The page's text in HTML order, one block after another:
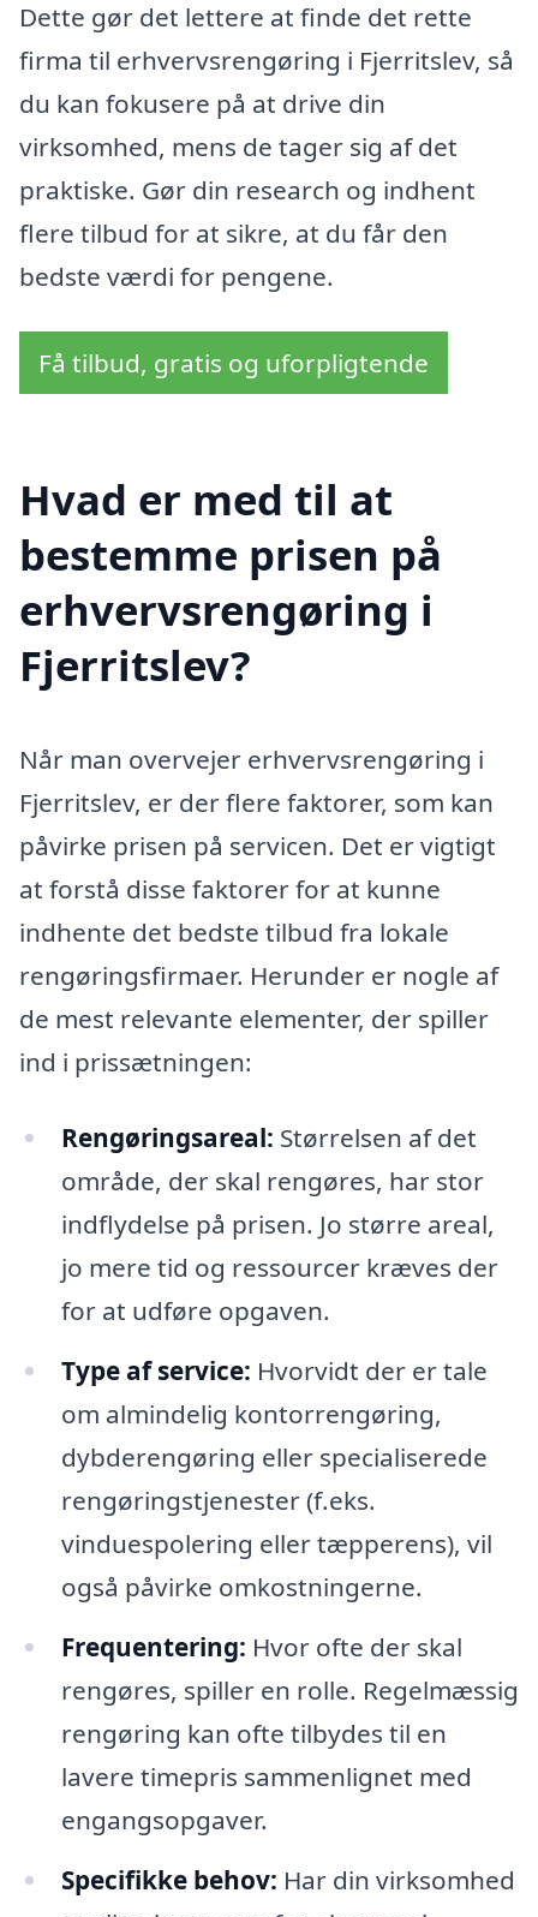
Dette gør det lettere at finde det rette
firma til erhvervsrengøring i Fjerritslev, så
du kan fokusere på at drive din
virksomhed, mens de tager sig af det
praktiske. Gør din research og indhent
flere tilbud for at sikre, at du får den
bedste værdi for pengene.
Få tilbud, gratis og uforpligtende
Hvad er med til at
bestemme prisen på
erhvervsrengøring i
Fjerritslev?
Når man overvejer erhvervsrengøring i
Fjerritslev, er der flere faktorer, som kan
påvirke prisen på servicen. Det er vigtigt
at forstå disse faktorer for at kunne
indhente det bedste tilbud fra lokale
rengøringsfirmaer. Herunder er nogle af
de mest relevante elementer, der spiller
ind i prissætningen:
Rengøringsareal: Størrelsen af det
område, der skal rengøres, har stor
indflydelse på prisen. Jo større areal,
jo mere tid og ressourcer kræves der
for at udføre opgaven.
Type af service: Hvorvidt der er tale
om almindelig kontorrengøring,
dybderengøring eller specialiserede
rengøringstjenester (f.eks.
vinduespolering eller tæpperens), vil
også påvirke omkostningerne.
Frequentering: Hvor ofte der skal
rengøres, spiller en rolle. Regelmæssig
rengøring kan ofte tilbydes til en
lavere timepris sammenlignet med
engangsopgaver.
Specifikke behov: Har din virksomhed